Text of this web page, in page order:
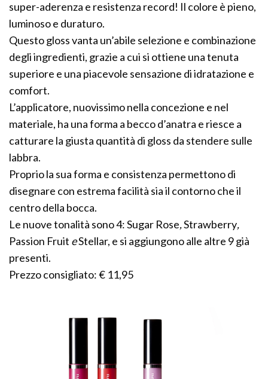
super-aderenza e resistenza record! Il colore è pieno,
luminoso e duraturo.
Questo gloss vanta un’abile selezione e combinazione
degli ingredienti, grazie a cui si ottiene una tenuta
superiore e una piacevole sensazione di idratazione e
comfort.
L’applicatore, nuovissimo nella concezione e nel
materiale, ha una forma a becco d’anatra e riesce a
catturare la giusta quantità di gloss da stendere sulle
labbra.
Proprio la sua forma e consistenza permettono di
disegnare con estrema facilità sia il contorno che il
centro della bocca.
Le nuove tonalità sono 4: Sugar Rose,Strawberry,
Passion Fruit eStellar, e si aggiungono alle altre 9 già
presenti.
Prezzo consigliato: € 11,95